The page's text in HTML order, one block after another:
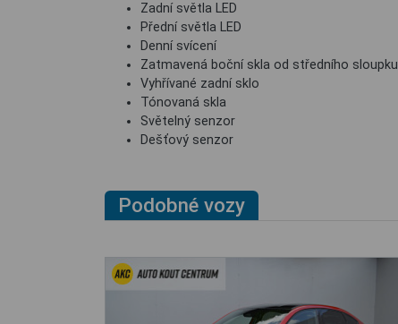
Zadní světla LED
Přední světla LED
Denní svícení
Zatmavená boční skla od středního sloupku
Vyhřívané zadní sklo
Tónovaná skla
Světelný senzor
Dešťový senzor
Podobné vozy